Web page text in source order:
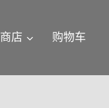
商店 购物车